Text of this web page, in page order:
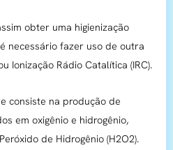
obter uma higienização
necessário fazer uso de outra
Ionização Rádio Catalítica (IRC).
consiste na produção de
em oxigênio e hidrogênio,
de Hidrogênio (H2O2).